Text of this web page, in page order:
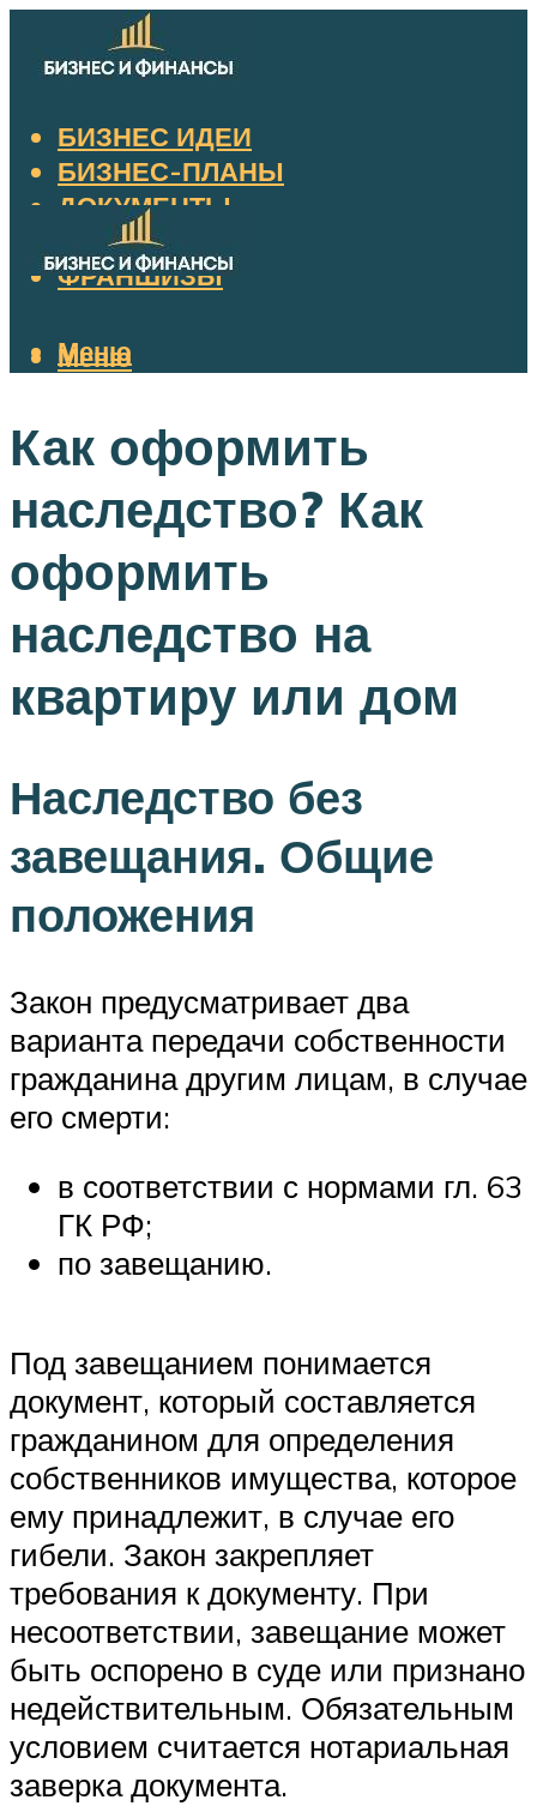
БИЗНЕС ИДЕИ
БИЗНЕС-ПЛАНЫ
ДОКУМЕНТЫ
НАЛОГИ
ФРАНШИЗЫ
Меню
Меню
Как оформить
наследство? Как
оформить
наследство на
квартиру или дом
Наследство без
завещания. Общие
положения
Закон предусматривает два
варианта передачи собственности
гражданина другим лицам, в случае
его смерти:
в соответствии с нормами гл. 63
ГК РФ;
по завещанию.
Под завещанием понимается
документ, который составляется
гражданином для определения
собственников имущества, которое
ему принадлежит, в случае его
гибели. Закон закрепляет
требования к документу. При
несоответствии, завещание может
быть оспорено в суде или признано
недействительным. Обязательным
условием считается нотариальная
заверка документа.